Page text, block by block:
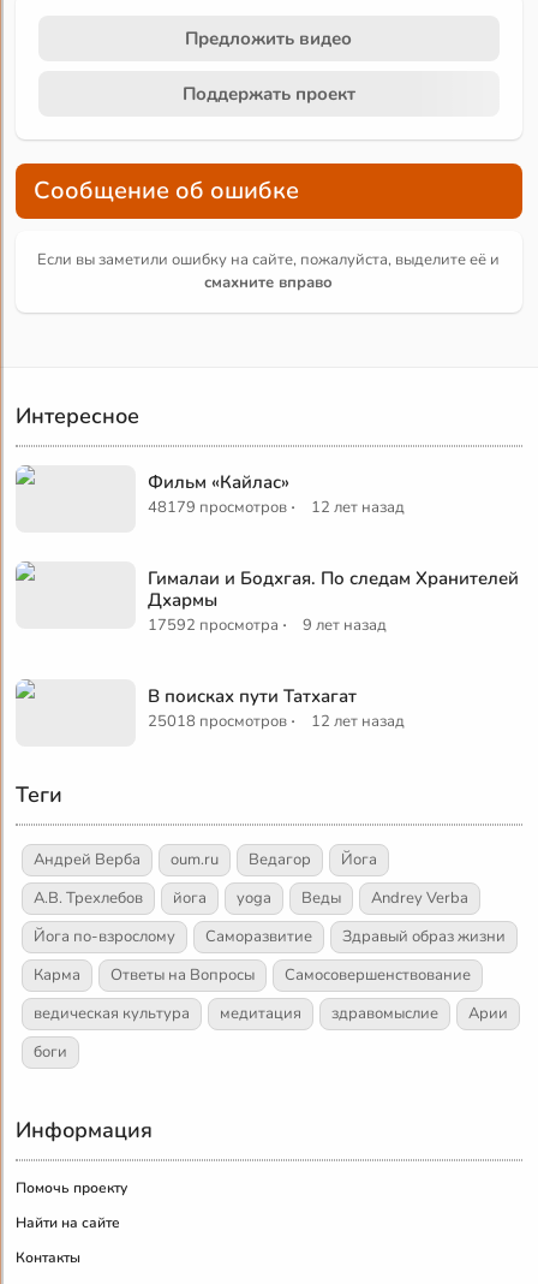
Предложить видео
Поддержать проект
Сообщение об ошибке
Если вы заметили ошибку на сайте, пожалуйста, выделите её и
смахните вправо
Интересное
Фильм «Кайлас»
48179 просмотров · 12 лет назад
Гималаи и Бодхгая. По следам Хранителей
Дхармы
17592 просмотра · 9 лет назад
В поисках пути Татхагат
25018 просмотров · 12 лет назад
Теги
Андрей Верба oum.ru Ведагор
Йога
А.В. Трехлебов
йога yoga Веды
Andrey Verba
Йога по-взрослому
Саморазвитие
Здравый образ жизни
Карма
Ответы на Вопросы
Самосовершенствование
ведическая культура
медитация здравомыслие
Арии
боги
Информация
Помочь проекту
Найти на сайте
Контакты